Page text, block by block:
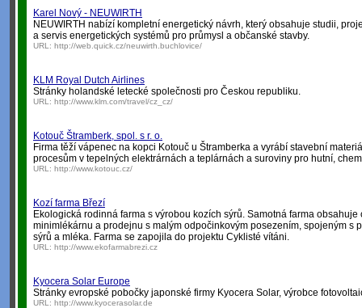
Karel Nový - NEUWIRTH
NEUWIRTH nabízí kompletní energetický návrh, který obsahuje studii,
a servis energetických systémů pro průmysl a občanské stavby.
URL: http://web.quick.cz/neuwirth.buchlovice/
KLM Royal Dutch Airlines
Stránky holandské letecké společnosti pro Českou republiku.
URL: http://www.klm.com/travel/cz_cz/
Kotouč Štramberk, spol. s r. o.
Firma těží vápenec na kopci Kotouč u Štramberka a vyrábí stavební
procesům v tepelných elektrárnách a teplárnách a suroviny pro hutní,
URL: http://www.kotouc.cz/
Kozí farma Březí
Ekologická rodinná farma s výrobou kozích sýrů. Samotná farma obsahuje
minimlékárnu a prodejnu s malým odpočinkovým posezením, spojeným s
sýrů a mléka. Farma se zapojila do projektu Cyklisté vítáni.
URL: http://www.ekofarmabrezi.cz
Kyocera Solar Europe
Stránky evropské pobočky japonské firmy Kyocera Solar, výrobce
URL: http://www.kyocerasolar.de